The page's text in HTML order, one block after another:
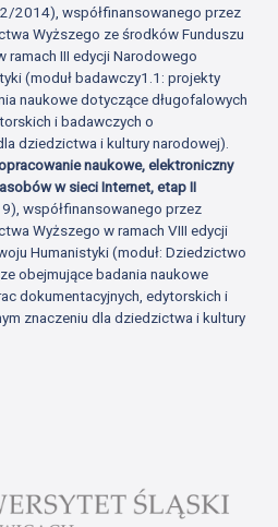
2014), współfinansowanego przez
Wyższego ze środków Funduszu
ramach III edycji Narodowego
(moduł badawczy1.1: projekty
naukowe dotyczące długofalowych
i badawczych o
dziedzictwa i kultury narodowej).
naukowe, elektroniczny
w sieci Internet, etap II
współfinansowanego przez
Wyższego w ramach VIII edycji
Humanistyki (moduł: Dziedzictwo
obejmujące badania naukowe
dokumentacyjnych, edytorskich i
znaczeniu dla dziedzictwa i kultury